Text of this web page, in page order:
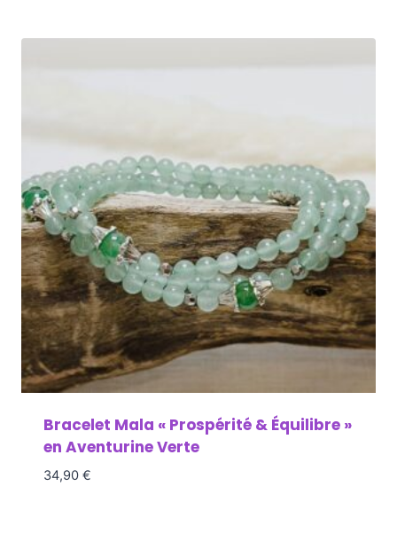
Bracelet Mala « Prospérité & Équilibre »
en Aventurine Verte
34,90 €